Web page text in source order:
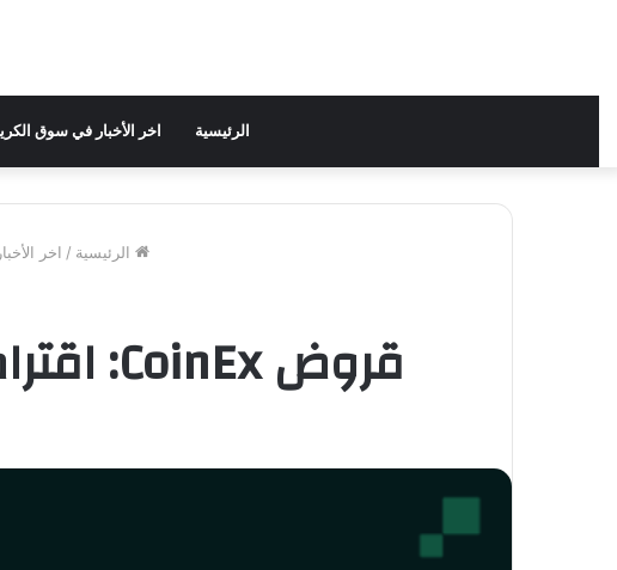
الرئيسية اخر الأخبار في سوق
الرئيسية / اخر
قروض CoinEx: اقتراض وسداد مرن لتحقيق مكاسب سريعة